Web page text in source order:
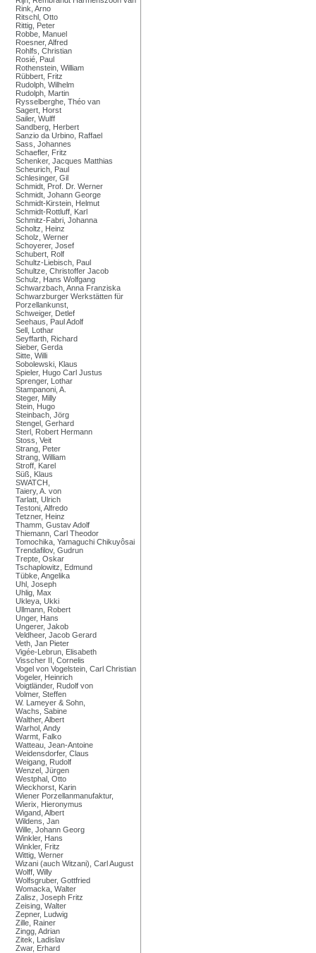
Rink, Arno
Ritschl, Otto
Rittig, Peter
Robbe, Manuel
Roesner, Alfred
Rohlfs, Christian
Rosié, Paul
Rothenstein, William
Rübbert, Fritz
Rudolph, Wilhelm
Rudolph, Martin
Rysselberghe, Théo van
Sagert, Horst
Sailer, Wulff
Sandberg, Herbert
Sanzio da Urbino, Raffael
Sass, Johannes
Schaefler, Fritz
Schenker, Jacques Matthias
Scheurich, Paul
Schlesinger, Gil
Schmidt, Prof. Dr. Werner
Schmidt, Johann George
Schmidt-Kirstein, Helmut
Schmidt-Rottluff, Karl
Schmitz-Fabri, Johanna
Scholtz, Heinz
Scholz, Werner
Schoyerer, Josef
Schubert, Rolf
Schultz-Liebisch, Paul
Schultze, Christoffer Jacob
Schulz, Hans Wolfgang
Schwarzbach, Anna Franziska
Schwarzburger Werkstätten für
Porzellankunst,
Schweiger, Detlef
Seehaus, Paul Adolf
Sell, Lothar
Seyffarth, Richard
Sieber, Gerda
Sitte, Willi
Sobolewski, Klaus
Spieler, Hugo Carl Justus
Sprenger, Lothar
Stampanoni, A.
Steger, Milly
Stein, Hugo
Steinbach, Jörg
Stengel, Gerhard
Sterl, Robert Hermann
Stoss, Veit
Strang, Peter
Strang, William
Stroff, Karel
Süß, Klaus
SWATCH,
Taiery, A. von
Tarlatt, Ulrich
Testoni, Alfredo
Tetzner, Heinz
Thamm, Gustav Adolf
Thiemann, Carl Theodor
Tomochika, Yamaguchi Chikuyôsai
Trendafilov, Gudrun
Trepte, Oskar
Tschaplowitz, Edmund
Tübke, Angelika
Uhl, Joseph
Uhlig, Max
Ukleya, Ukki
Ullmann, Robert
Unger, Hans
Ungerer, Jakob
Veldheer, Jacob Gerard
Veth, Jan Pieter
Vigée-Lebrun, Elisabeth
Visscher II, Cornelis
Vogel von Vogelstein, Carl Christian
Vogeler, Heinrich
Voigtländer, Rudolf von
Volmer, Steffen
W. Lameyer & Sohn,
Wachs, Sabine
Walther, Albert
Warhol, Andy
Warmt, Falko
Watteau, Jean-Antoine
Weidensdorfer, Claus
Weigang, Rudolf
Wenzel, Jürgen
Westphal, Otto
Wieckhorst, Karin
Wiener Porzellanmanufaktur,
Wierix, Hieronymus
Wigand, Albert
Wildens, Jan
Wille, Johann Georg
Winkler, Hans
Winkler, Fritz
Wittig, Werner
Wizani (auch Witzani), Carl August
Wolff, Willy
Wolfsgruber, Gottfried
Womacka, Walter
Zalisz, Joseph Fritz
Zeising, Walter
Zepner, Ludwig
Zille, Rainer
Zingg, Adrian
Zitek, Ladislav
Zwar, Erhard